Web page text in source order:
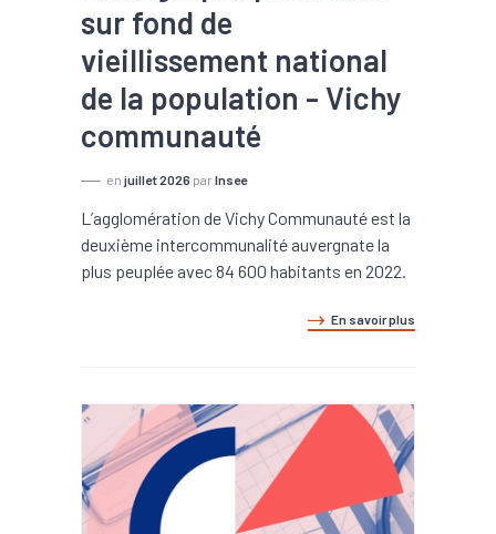
sur fond de
vieillissement national
de la population - Vichy
communauté
en juillet 2026 par Insee
L’agglomération de Vichy Communauté est la
deuxième intercommunalité auvergnate la
plus peuplée avec 84 600 habitants en 2022.
En savoir plus